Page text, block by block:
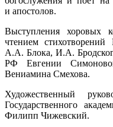
и апостолов.
Выступления хоровых
чтением
А.А. Блока, И.А.
РФ Евгении
Вениамина Смехова.
Художественный
Государственного
Филипп Чижевский.